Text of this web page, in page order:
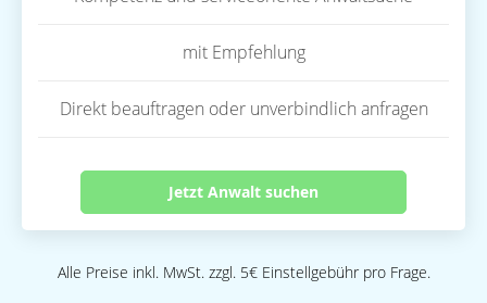
mit Empfehlung
Direkt beauftragen oder unverbindlich anfragen
Jetzt Anwalt suchen
Alle Preise inkl. MwSt. zzgl. 5€ Einstellgebühr pro Frage.